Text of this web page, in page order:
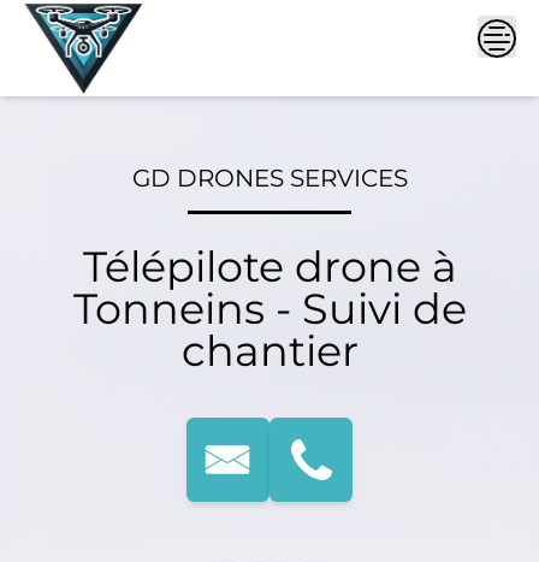
Skip
GD DRONES SERVICES
Télépilote drone à
Tonneins - Suivi de
chantier